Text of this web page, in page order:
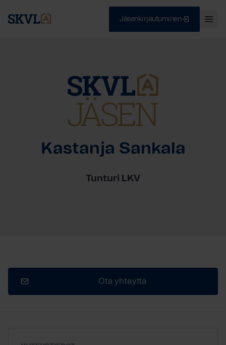
Jäsenkirjautuminen
Kastanja Sankala
Tunturi LKV
Ota yhteyttä